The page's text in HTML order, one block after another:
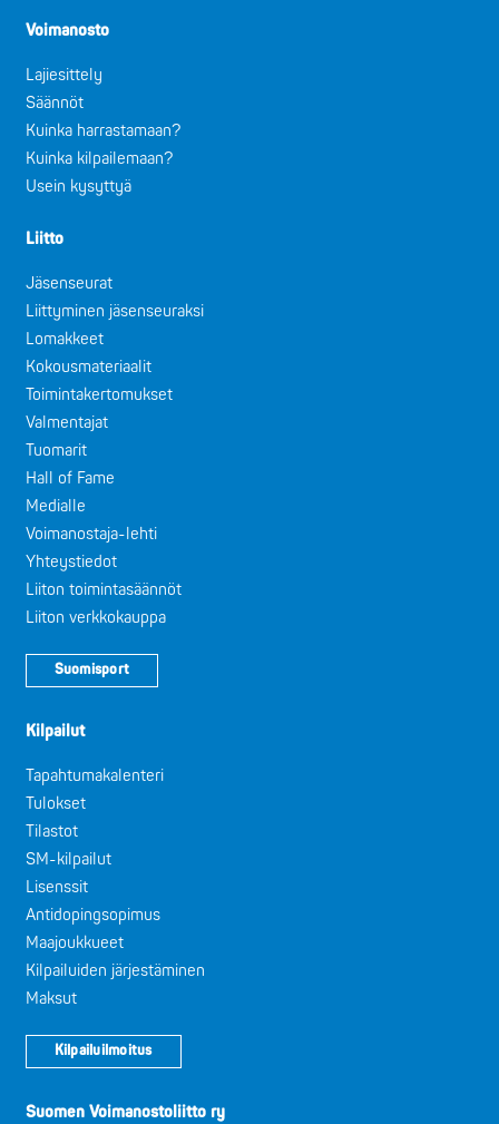
Voimanosto
Lajiesittely
Säännöt
Kuinka harrastamaan?
Kuinka kilpailemaan?
Usein kysyttyä
Liitto
Jäsenseurat
Liittyminen jäsenseuraksi
Lomakkeet
Kokousmateriaalit
Toimintakertomukset
Valmentajat
Tuomarit
Hall of Fame
Medialle
Voimanostaja-lehti
Yhteystiedot
Liiton toimintasäännöt
Liiton verkkokauppa
Suomisport
Kilpailut
Tapahtumakalenteri
Tulokset
Tilastot
SM-kilpailut
Lisenssit
Antidopingsopimus
Maajoukkueet
Kilpailuiden järjestäminen
Maksut
Kilpailuilmoitus
Suomen Voimanostoliitto ry